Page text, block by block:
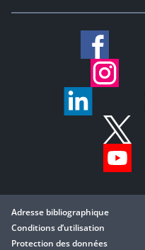
Adresse bibliographique
Conditions d’utilisation
Protection des données